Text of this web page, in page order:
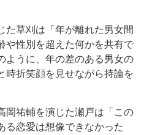
草刈は「年が離れた男女間
や性別を超えた何かを共有で
ように、年の差のある男女の
時折笑顔を見せながら持論を
祐輔を演じた瀬戸は「この
る恋愛は想像できなかった